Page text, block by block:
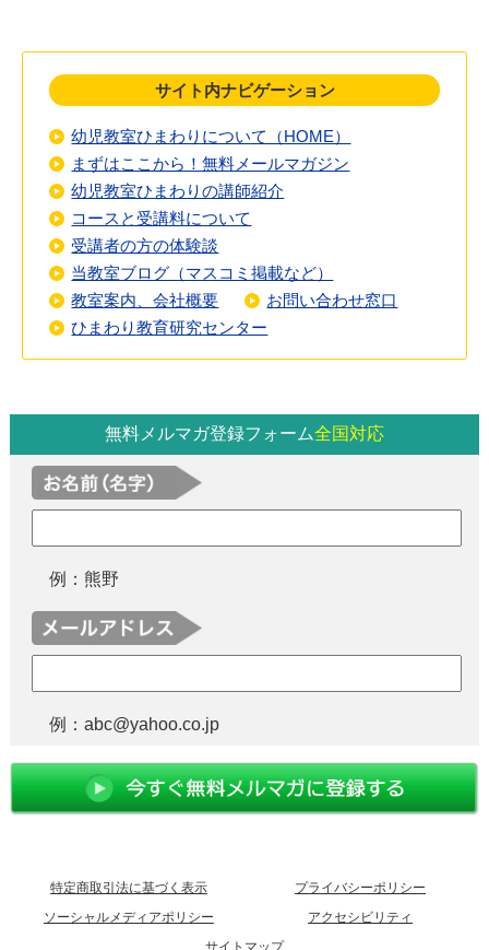
サイト内ナビゲーション
幼児教室ひまわりについて（HOME）
まずはここから！無料メールマガジン
幼児教室ひまわりの講師紹介
コースと受講料について
受講者の方の体験談
当教室ブログ（マスコミ掲載など）
教室案内、会社概要
お問い合わせ窓口
ひまわり教育研究センター
無料メルマガ登録フォーム全国対応
例：熊野
例：abc@yahoo.co.jp
特定商取引法に基づく表示
プライバシーポリシー
ソーシャルメディアポリシー
アクセシビリティ
サイトマップ